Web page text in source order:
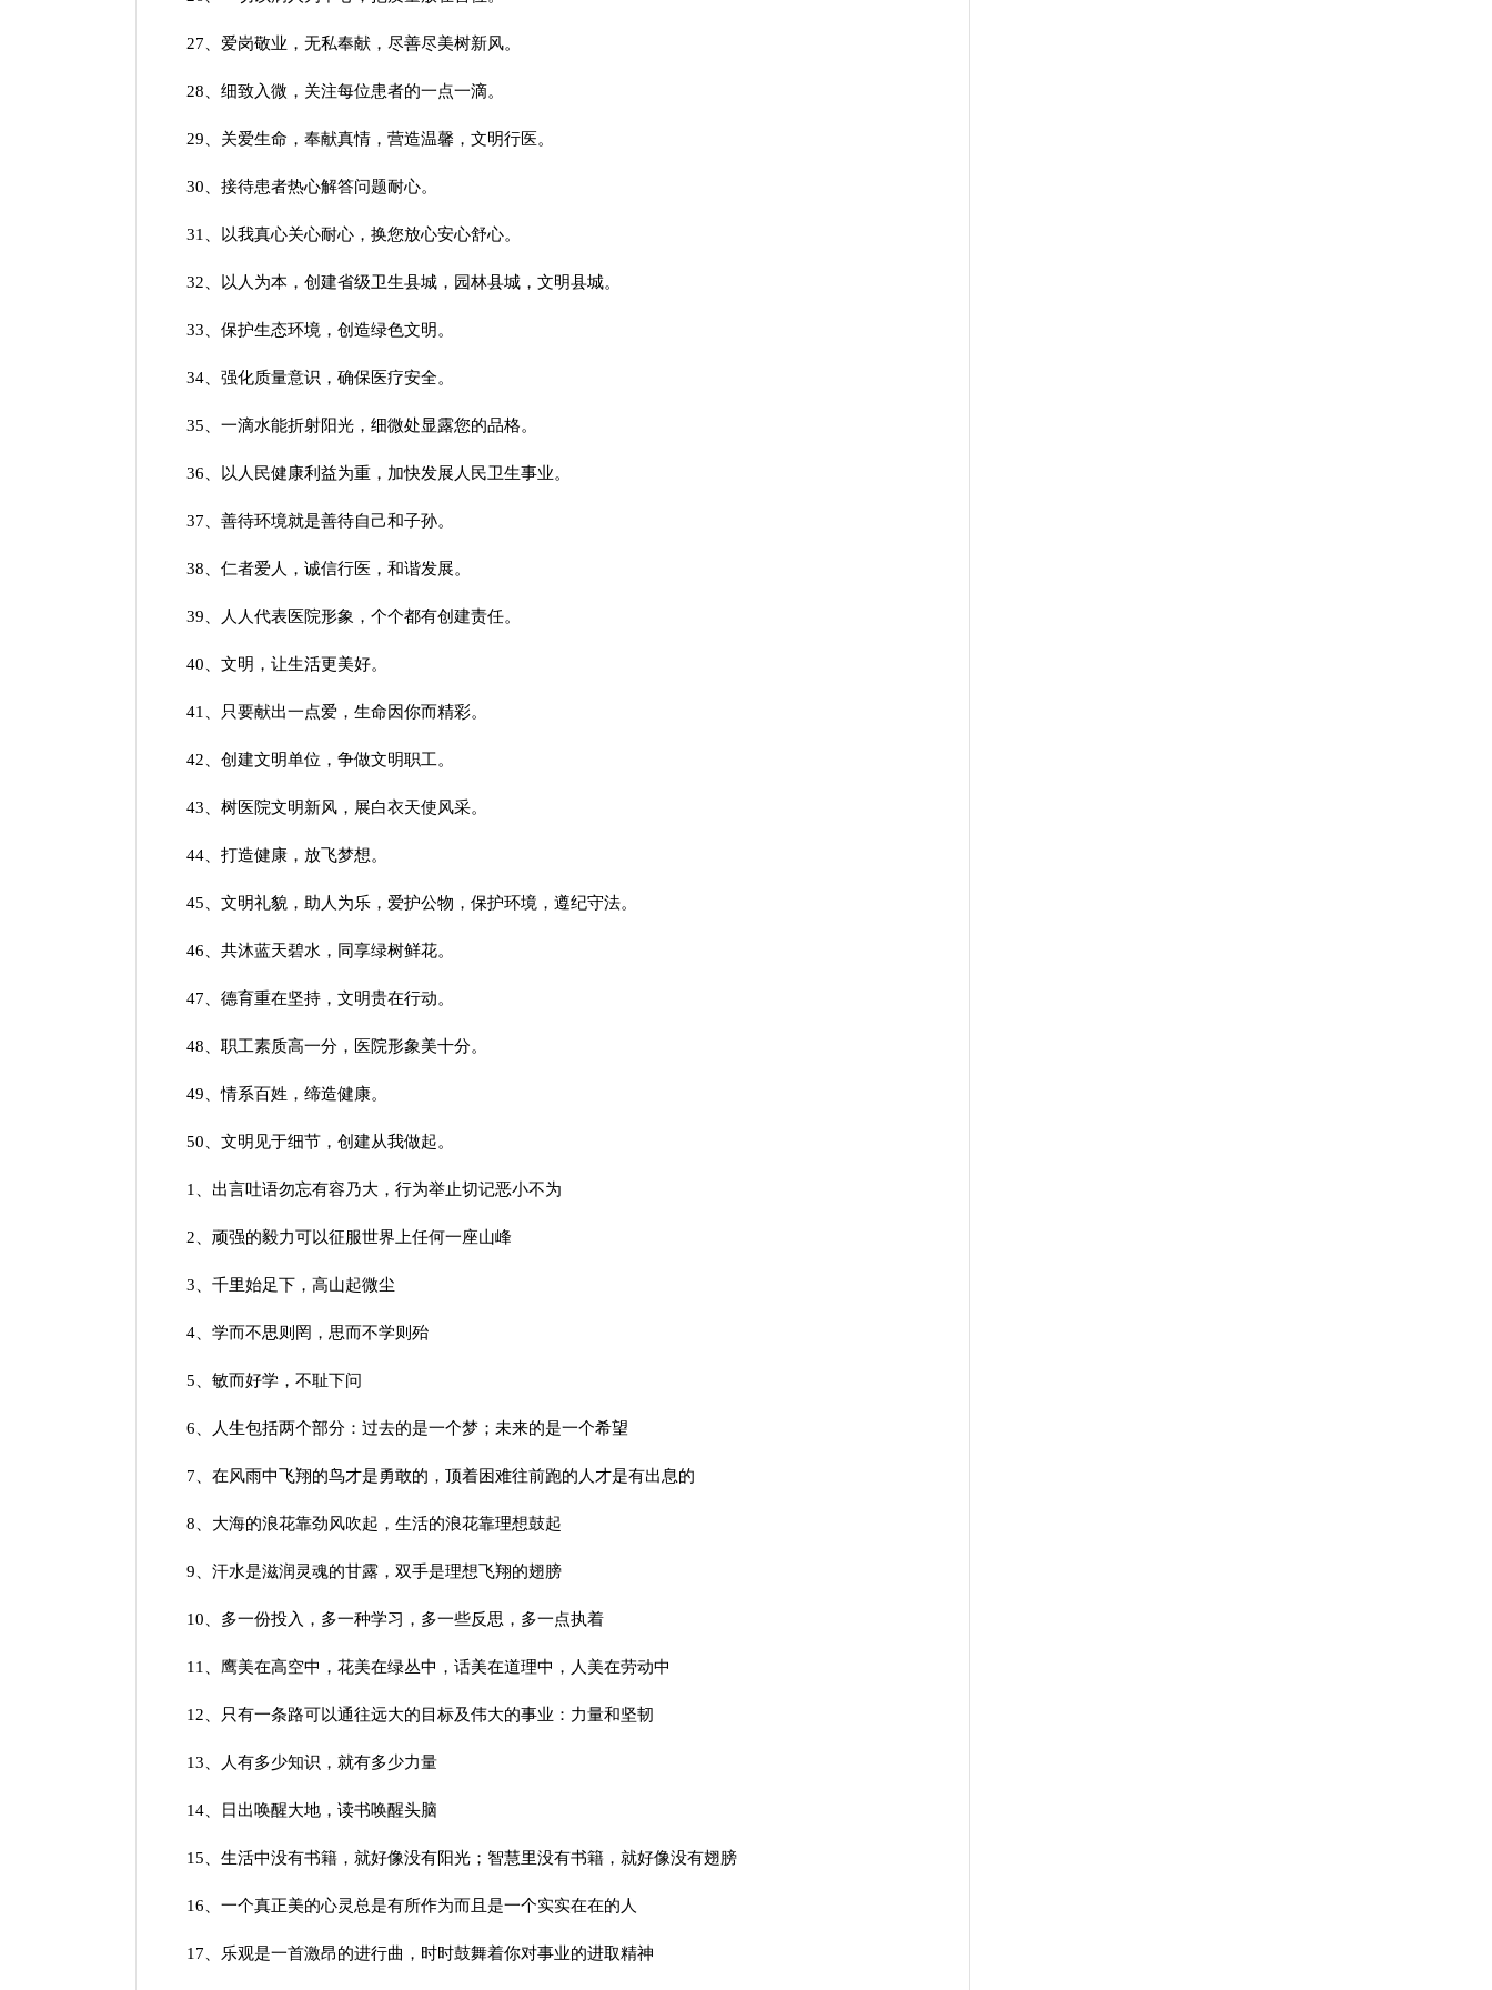
27、爱岗敬业，无私奉献，尽善尽美树新风。
28、细致入微，关注每位患者的一点一滴。
29、关爱生命，奉献真情，营造温馨，文明行医。
30、接待患者热心解答问题耐心。
31、以我真心关心耐心，换您放心安心舒心。
32、以人为本，创建省级卫生县城，园林县城，文明县城。
33、保护生态环境，创造绿色文明。
34、强化质量意识，确保医疗安全。
35、一滴水能折射阳光，细微处显露您的品格。
36、以人民健康利益为重，加快发展人民卫生事业。
37、善待环境就是善待自己和子孙。
38、仁者爱人，诚信行医，和谐发展。
39、人人代表医院形象，个个都有创建责任。
40、文明，让生活更美好。
41、只要献出一点爱，生命因你而精彩。
42、创建文明单位，争做文明职工。
43、树医院文明新风，展白衣天使风采。
44、打造健康，放飞梦想。
45、文明礼貌，助人为乐，爱护公物，保护环境，遵纪守法。
46、共沐蓝天碧水，同享绿树鲜花。
47、德育重在坚持，文明贵在行动。
48、职工素质高一分，医院形象美十分。
49、情系百姓，缔造健康。
50、文明见于细节，创建从我做起。
1、出言吐语勿忘有容乃大，行为举止切记恶小不为
2、顽强的毅力可以征服世界上任何一座山峰
3、千里始足下，高山起微尘
4、学而不思则罔，思而不学则殆
5、敏而好学，不耻下问
6、人生包括两个部分：过去的是一个梦；未来的是一个希望
7、在风雨中飞翔的鸟才是勇敢的，顶着困难往前跑的人才是有出息的
8、大海的浪花靠劲风吹起，生活的浪花靠理想鼓起
9、汗水是滋润灵魂的甘露，双手是理想飞翔的翅膀
10、多一份投入，多一种学习，多一些反思，多一点执着
11、鹰美在高空中，花美在绿丛中，话美在道理中，人美在劳动中
12、只有一条路可以通往远大的目标及伟大的事业：力量和坚韧
13、人有多少知识，就有多少力量
14、日出唤醒大地，读书唤醒头脑
15、生活中没有书籍，就好像没有阳光；智慧里没有书籍，就好像没有翅膀
16、一个真正美的心灵总是有所作为而且是一个实实在在的人
17、乐观是一首激昂的进行曲，时时鼓舞着你对事业的进取精神